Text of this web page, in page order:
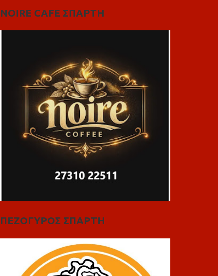
NOIRE CAFE ΣΠΑΡΤΗ
ΠΕΖΟΓΥΡΟΣ ΣΠΑΡΤΗ